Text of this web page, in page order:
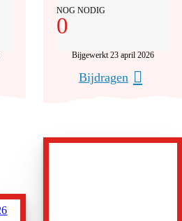
NOG NODIG
0
Bijgewerkt 23 april 2026
Bijdragen